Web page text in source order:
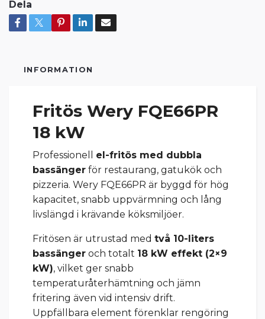
Dela
INFORMATION
Fritös Wery FQE66PR
18 kW
Professionell el-fritös med dubbla
bassänger för restaurang, gatukök och
pizzeria. Wery FQE66PR är byggd för hög
kapacitet, snabb uppvärmning och lång
livslängd i krävande köksmiljöer.
Fritösen är utrustad med två 10-liters
bassänger och totalt 18 kW effekt (2×9
kW), vilket ger snabb
temperaturåterhämtning och jämn
fritering även vid intensiv drift.
Uppfällbara element förenklar rengöring